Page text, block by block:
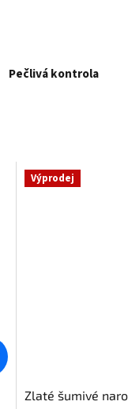
Pečlivá kontrola
Výprodej
Zlaté šumivé